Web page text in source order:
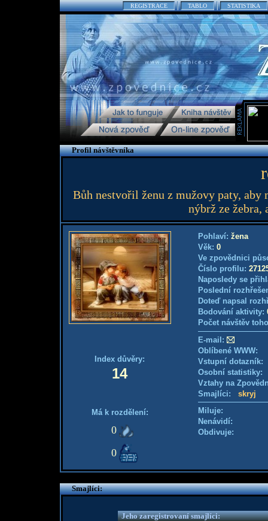
REGISTRACE TABLO STATISTIKA
Profil návštěvníka
Bůh nestvořil ženu z mužovy paty,
nýbrž ze žebra,
Index důvěry:
14
Má k rozdělení:
0
0
Pohlaví: žena
Věk: 0
Ve zpovědnici
Číslo profilu:
Naposledy se
Poslední
Doteď napsal
Bodování aktivity:
Počet návštěv
E-mail:
Oblíbené WWW:
Vstupní
Osobní
Vztahy na
Smajlíci: skryj
Miluje:
Nenávidí:
Obdivuje:
Smajlíci:
Jeho zaregistrovaní smajlíci: